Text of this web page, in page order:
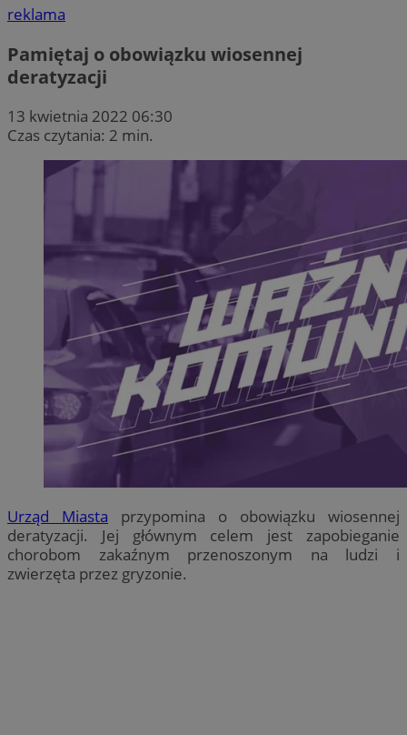
reklama
Pamiętaj o obowiązku wiosennej
deratyzacji
13 kwietnia 2022 06:30
Czas czytania: 2 min.
Urząd Miasta przypomina o obowiązku wiosennej
deratyzacji. Jej głównym celem jest zapobieganie
chorobom zakaźnym przenoszonym na ludzi i
zwierzęta przez gryzonie.